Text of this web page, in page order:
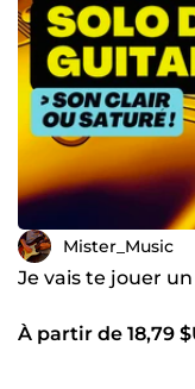
Mister_Music
Je vais te jouer
À partir de 18,79